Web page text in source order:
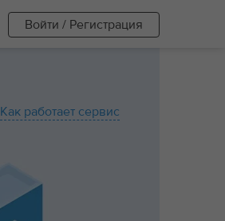
Войти / Регистрация
Как работает сервис